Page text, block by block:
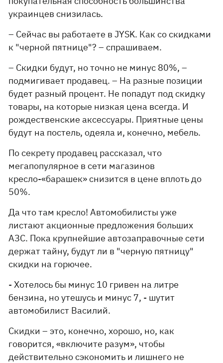
украинцев снизилась.
– Сейчас вы работаете в JYSK. Как со скидками
к "черной пятнице"? – спрашиваем.
– Скидки будут, но точно не минус 80%, –
подмигивает продавец. – На разные позиции
будет разный процент. Не попадут под скидку
товары, на которые низкая цена всегда. И
рождественские аксессуары. Приятные цены
будут на постель, одеяла и, конечно, мебель.
По секрету продавец рассказал, что
мегапопулярное в сети магазинов
кресло-«барашек» снизится в цене вплоть до
50%.
Да что там кресло! Автомобилисты уже
листают акционные предложения больших
АЗС. Пока крупнейшие автозаправочные сети
держат тайну, будут ли в "черную пятницу"
скидки на горючее.
- Хотелось бы минус 10 гривен на литре
бензина, но утешусь и минус 7, - шутит
автомобилист Василий.
Скидки – это, конечно, хорошо, но, как
говорится, «включите разум», чтобы
действительно сэкономить и лишнего не